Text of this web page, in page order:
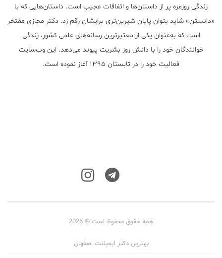
زندگی روزمره پر از داستان‌ها و اتفاقات عجیب است. داستان‌هایی که با
«دانستن» شاید بتوان پایان شیرین‌تری برایشان رقم زد. دکتر مجازی مفتخر
است که به‌عنوان یکی از معتبر‌ترین رسانه‌های علمی کشور، زندگی
خوانندگان خود را با دانش روز بشریت پیوند می‌دهد. این وب‌سایت
فعالیت خود را در تابستان ۱۳۹۵ آغاز نموده است.
همه حقوق محفوظ است © 2026
بهترین دکتر ایمپلنت اصفهان